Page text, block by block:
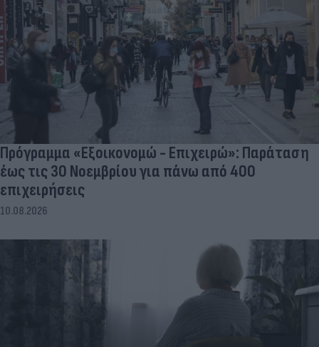
Πρόγραμμα «Εξοικονομώ - Επιχειρώ»: Παράταση
έως τις 30 Νοεμβρίου για πάνω από 400
επιχειρήσεις
10.08.2026